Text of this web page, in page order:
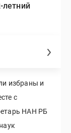
летний
избраны и
с
НАН РБ